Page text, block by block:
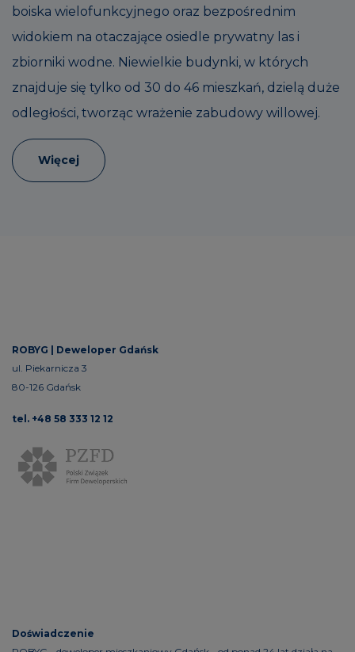
boiska wielofunkcyjnego oraz bezpośrednim
widokiem na otaczające osiedle prywatny las i
zbiorniki wodne. Niewielkie budynki, w których
znajduje się tylko od 30 do 46 mieszkań, dzielą duże
odległości, tworząc wrażenie zabudowy willowej.
Więcej
ROBYG | Deweloper Gdańsk
ul. Piekarnicza 3
80-126 Gdańsk
tel. +48 58 333 12 12
Doświadczenie